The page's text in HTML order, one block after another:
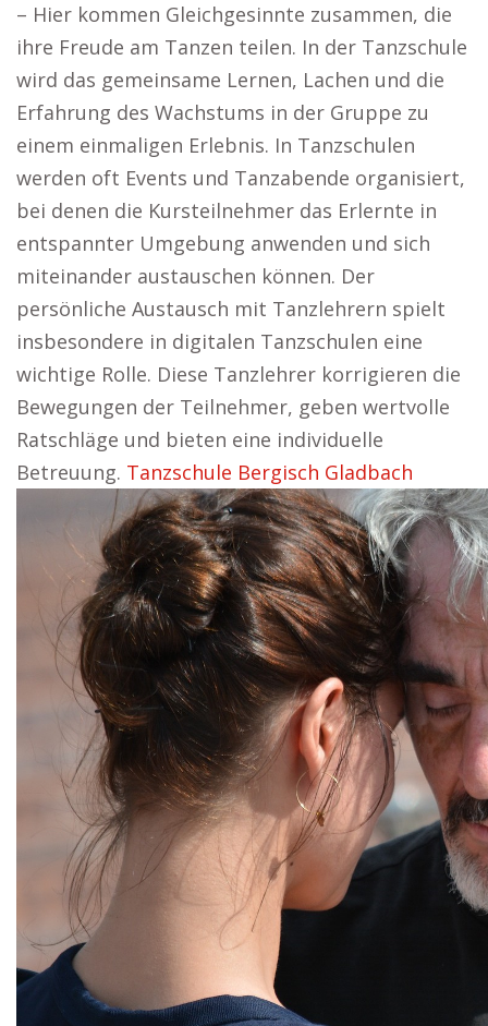
– Hier kommen Gleichgesinnte zusammen, die
ihre Freude am Tanzen teilen. In der Tanzschule
wird das gemeinsame Lernen, Lachen und die
Erfahrung des Wachstums in der Gruppe zu
einem einmaligen Erlebnis. In Tanzschulen
werden oft Events und Tanzabende organisiert,
bei denen die Kursteilnehmer das Erlernte in
entspannter Umgebung anwenden und sich
miteinander austauschen können. Der
persönliche Austausch mit Tanzlehrern spielt
insbesondere in digitalen Tanzschulen eine
wichtige Rolle. Diese Tanzlehrer korrigieren die
Bewegungen der Teilnehmer, geben wertvolle
Ratschläge und bieten eine individuelle
Betreuung. Tanzschule Bergisch Gladbach